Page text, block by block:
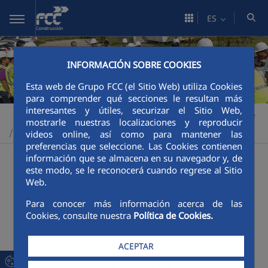
Saltar al contenido principal
INFORMACIÓN SOBRE COOKIES
Esta web de Grupo FCC (el Sitio Web) utiliza Cookies
para comprender qué secciones le resultan más
interesantes y útiles, securizar el Sitio Web,
mostrarle nuestras localizaciones y reproducir
videos online, así como para mantener las
preferencias que seleccione. Las Cookies contienen
información que se almacena en su navegador y, de
este modo, se le reconocerá cuando regrese al Sitio
Web.
Para conocer más información acerca de las
Cookies, consulte nuestra Política de Cookies.
ACEPTAR
ES
Construcción > Sostenibilidad >Impulsores de la transición verde
Buenas prácticas
132 viviendas Rivas Vaciamadrid
Accesos a la estación de la Sagrera
Adecuación hidráulica del Río Bogotá
Aeropuerto de Dublín
Aeropuerto Tenerife Norte
Aprovechamiento de residuos como materiales -
Bosque Metropolitano